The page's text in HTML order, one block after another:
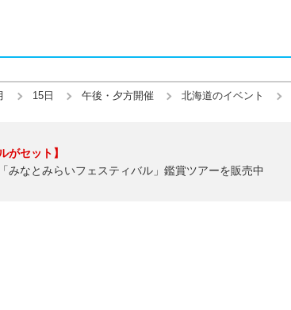
15日 午後・夕方開催 北海道のイベント
がセット】
みなとみらいフェスティバル」鑑賞ツアーを販売中